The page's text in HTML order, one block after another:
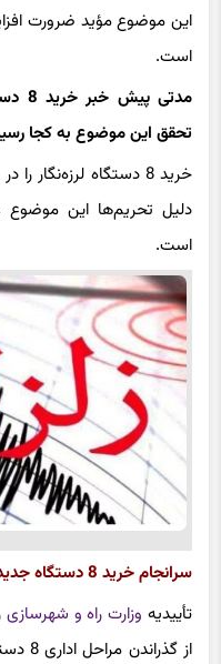
این موضوع مؤید ضرورت
است.
تحقق این موضوع به کجا
خرید 8 دستگاه
دلیل تحریم‌ها این
است.
سرانجام خرید 8 دستگاه جدیدشتاب نگار زلزله
تأییدیه وزارت راه و شهرسازی
از